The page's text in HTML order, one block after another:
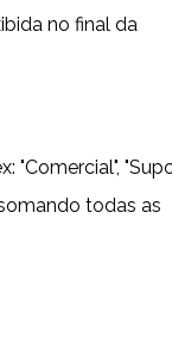
no final da
"Comercial",
todas as